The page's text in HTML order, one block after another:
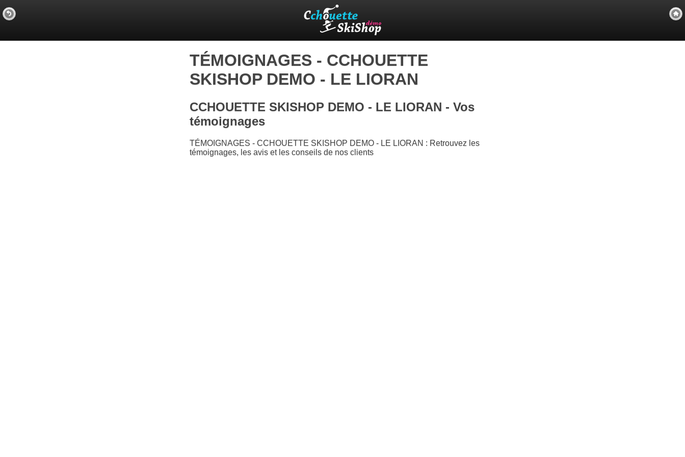
TÉMOIGNAGES - CCHOUETTE
SKISHOP DEMO - LE LIORAN
CCHOUETTE SKISHOP DEMO - LE LIORAN - Vos
témoignages
TÉMOIGNAGES - CCHOUETTE SKISHOP DEMO - LE LIORAN : Retrouvez les
témoignages, les avis et les conseils de nos clients